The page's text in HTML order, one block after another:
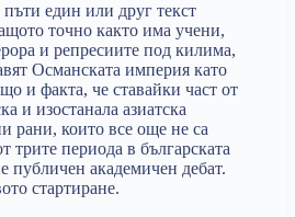
един или друг текст
точно както има учени,
и репресиите под килима,
Османската империя като
и факта, че ставайки част от
и изостанала азиатска
рани, които все още не са
трите периода в българската
публичен академичен дебат.
стартиране.